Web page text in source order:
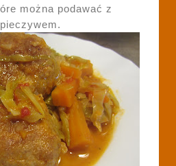
można podawać z